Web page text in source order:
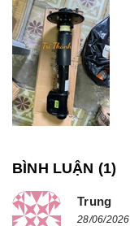
BÌNH LUẬN (1)
Trung
28/06/2026